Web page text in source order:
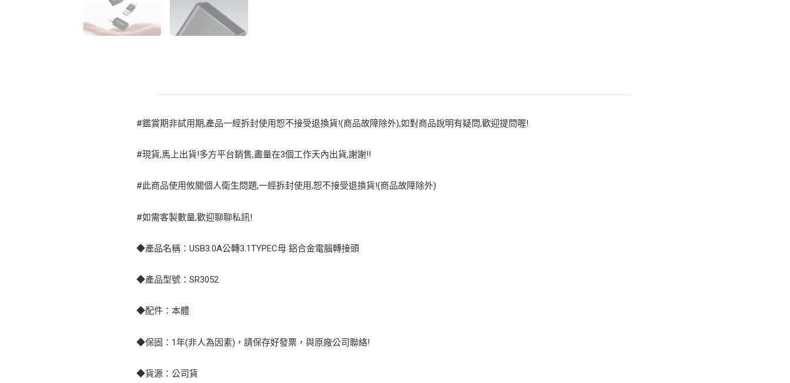
#鑑賞期非試用期,產品一經拆封使用恕不接受退換貨!(商品故障除外),如對商品說明有疑問,歡迎提問喔!
#現貨,馬上出貨!多方平台銷售,盡量在3個工作天內出貨,謝謝!!
#此商品使用攸關個人衛生問題,一經拆封使用,恕不接受退換貨!(商品故障除外)
#如需客製數量,歡迎聊聊私訊!
◆產品名稱：USB3.0A公轉3.1TYPEC母 鋁合金電腦轉接頭
◆產品型號：SR3052
◆配件：本體
◆保固：1年(非人為因素)，請保存好發票，與原廠公司聯絡!
◆貨源：公司貨